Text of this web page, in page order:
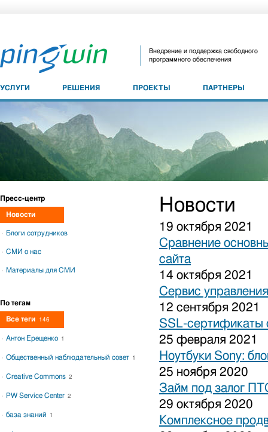
Внедрение и поддержка свободного
программного обеспечения
УСЛУГИ РЕШЕНИЯ ПРОЕКТЫ ПАРТНЕРЫ
Новости
19 октября 2021
Сравнение
сайта
14 октября 2021
Сервис
12 сентября 2021
SSL-сертификаты
25 февраля 2021
Ноутбуки Sony:
25 ноября 2020
Займ под залог
29 октября 2020
Комплексное
Пресс-центр
Новости
Блоги сотрудников
СМИ о нас
Материалы для СМИ
По тегам
Все теги 146
Антон Ерещенко 1
Общественный наблюдательный совет 1
Creative Commons 2
PW Service Center 2
база знаний 1